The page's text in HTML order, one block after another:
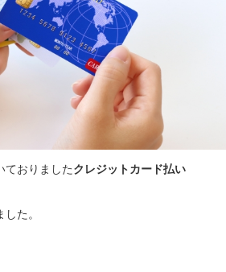
ておりましたクレジットカード払い
た。